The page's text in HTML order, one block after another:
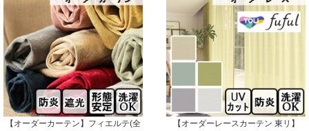
【オーダーカーテン】フィエルテ(全
【オーダーレースカーテン 東リ】